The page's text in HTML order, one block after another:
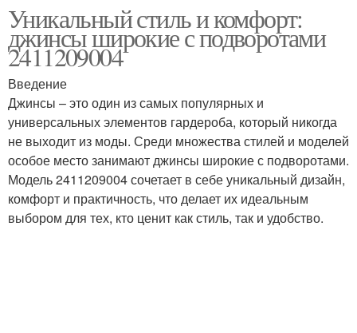
Уникальный стиль и комфорт:
джинсы широкие с подворотами
2411209004
Введение
Джинсы – это один из самых популярных и
универсальных элементов гардероба, который никогда
не выходит из моды. Среди множества стилей и моделей
особое место занимают джинсы широкие с подворотами.
Модель 2411209004 сочетает в себе уникальный дизайн,
комфорт и практичность, что делает их идеальным
выбором для тех, кто ценит как стиль, так и удобство.